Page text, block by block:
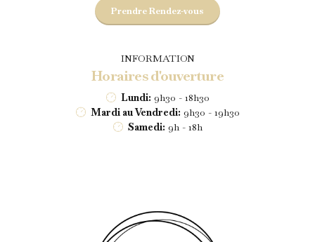
Prendre Rendez-vous
INFORMATION
Horaires d'ouverture
Lundi: 9h30 - 18h30
Mardi au Vendredi: 9h30 - 19h30
Samedi: 9h - 18h